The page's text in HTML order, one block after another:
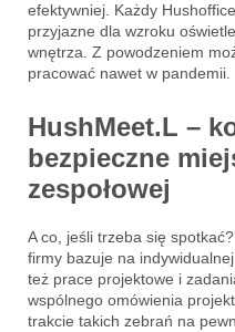
efektywniej. Każdy
przyjazne dla wzroku
wnętrza. Z powodzeniem
pracować nawet w pandemii.
HushMeet.L –
bezpieczne
zespołowej
A co, jeśli trzeba się
firmy bazuje na
też prace projektowe i
wspólnego omówienia
trakcie takich zebrań na